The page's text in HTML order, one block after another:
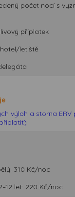
počet nocí s
příplatek
letiště
výloh a storna ERV
310 Kč/noc
let: 220 Kč/noc